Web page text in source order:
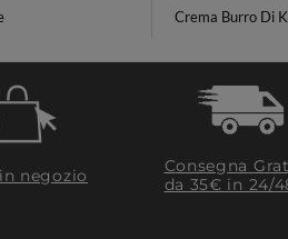
Crema Burro Di
negozio
Consegna
da 35€​ in 24/